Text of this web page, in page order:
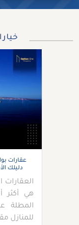
عقارات
دليلك
العقارات
هي أكثر
المطلة
للمنازل